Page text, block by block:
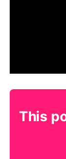
This